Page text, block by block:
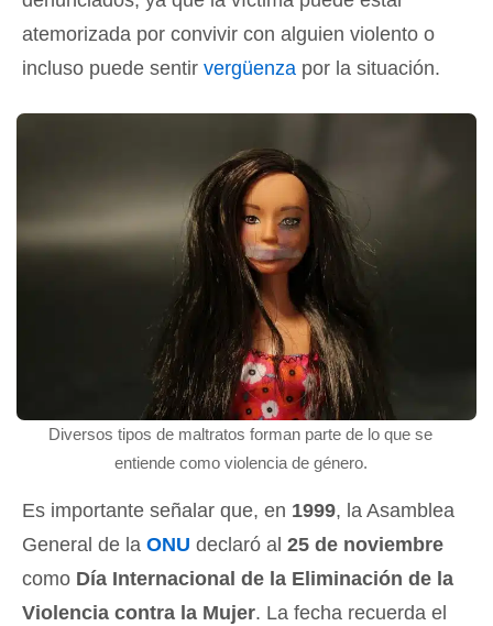
atemorizada por convivir con alguien violento o
incluso puede sentir vergüenza por la situación.
Diversos tipos de maltratos forman parte de lo que se
entiende como violencia de género.
Es importante señalar que, en 1999, la Asamblea
General de la ONU declaró al 25 de noviembre
como Día Internacional de la Eliminación de la
Violencia contra la Mujer. La fecha recuerda el